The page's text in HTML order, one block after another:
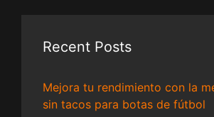
Recent Posts
Mejora tu rendimiento con la
sin tacos para botas de fútbol